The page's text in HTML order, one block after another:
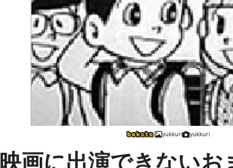
yukkuri yukkuri
映画に出演できないお